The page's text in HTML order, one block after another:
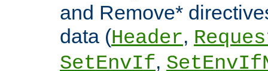
and Remove*
data (Header,
SetEnvIf,